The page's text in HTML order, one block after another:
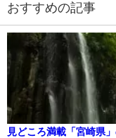
おすすめの記事
見どころ満載「宮崎県